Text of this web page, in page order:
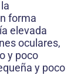
forma
elevada
oculares,
y poco
y poco